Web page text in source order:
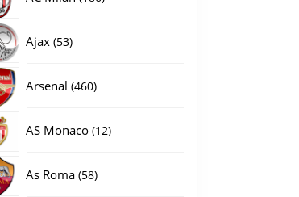
Ajax 5353
Arsenal 460460
AS Monaco 1212
As Roma 5858